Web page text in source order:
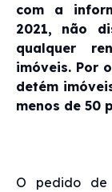
com a
2021, não
qualquer
imóveis. Por
detém
menos de 50
O pedido de